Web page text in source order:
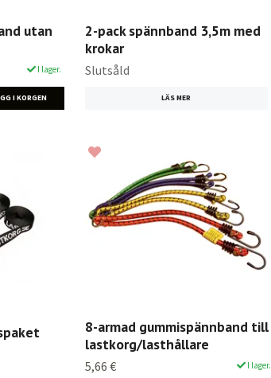
utan
I lager.
2-pack spännband 3,5m med
krokar
Slutsåld
LÄS MER
8-armad gummispännband till
lastkorg/lasthållare
5,66 € I lager.